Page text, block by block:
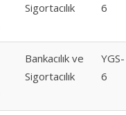
Sigortacılık
6
Bankacılık ve
Sigortacılık
YGS-
6